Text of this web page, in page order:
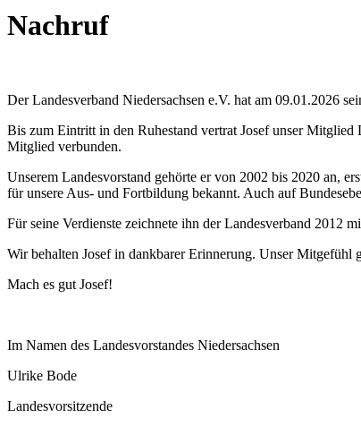
Nachruf
Der Landesverband Niedersachsen e.V. hat am 09.01.2026
Bis zum Eintritt in den Ruhestand vertrat Josef unser
Mitglied verbunden.
Unserem Landesvorstand gehörte er von 2002 bis 2020 an,
für unsere Aus- und Fortbildung bekannt. Auch auf
Für seine Verdienste zeichnete ihn der Landesverband 2012
Wir behalten Josef in dankbarer Erinnerung. Unser Mitgefühl
Mach es gut Josef!
Im Namen des Landesvorstandes Niedersachsen
Ulrike Bode
Landesvorsitzende